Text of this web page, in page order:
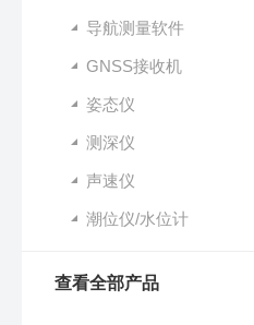
导航测量软件
GNSS接收机
姿态仪
测深仪
声速仪
潮位仪/水位计
查看全部产品